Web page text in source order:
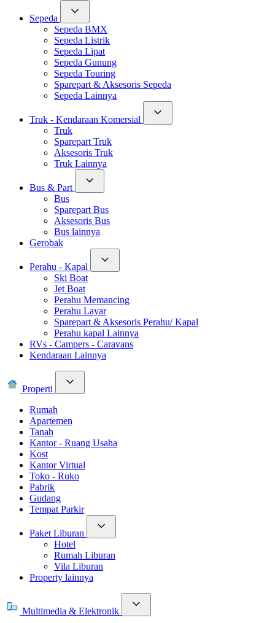
Sepeda
Sepeda BMX
Sepeda Listrik
Sepeda Lipat
Sepeda Gunung
Sepeda Touring
Sparepart & Aksesoris Sepeda
Sepeda Lainnya
Truk - Kendaraan Komersial
Truk
Sparepart Truk
Aksesoris Truk
Truk Lainnya
Bus & Part
Bus
Sparepart Bus
Aksesoris Bus
Bus lainnya
Gerobak
Perahu - Kapal
Ski Boat
Jet Boat
Perahu Memancing
Perahu Layar
Sparepart & Aksesoris Perahu/ Kapal
Perahu kapal Lainnya
RVs - Campers - Caravans
Kendaraan Lainnya
Properti
Rumah
Apartemen
Tanah
Kantor - Ruang Usaha
Kost
Kantor Virtual
Toko - Ruko
Pabrik
Gudang
Tempat Parkir
Paket Liburan
Hotel
Rumah Liburan
Vila Liburan
Property lainnya
Multimedia & Elektronik